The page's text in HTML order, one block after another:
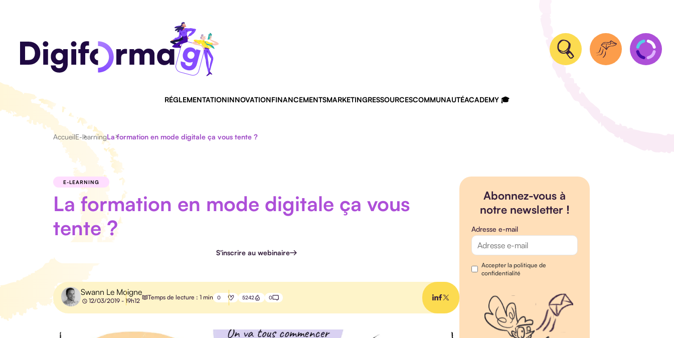
RÉGLEMENTATIONINNOVATIONFINANCEMENTSMARKETINGRESSOURCESCOMMUNAUTÉACADEMY 🎓
AccueilE-learningLa formation en mode digitale ça vous tente ?
E-LEARNING
La formation en mode digitale ça vous
tente ?
S'inscrire au webinaire
Swann Le Moigne
12/03/2019 - 19h12 Temps de lecture : 1 min 0 5242 0
Abonnez-vous à
notre newsletter !
Adresse e-mail
Accepter la politique de
confidentialité